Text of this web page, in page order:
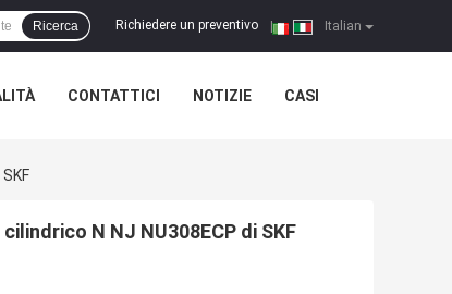
Italian
Richiedere un preventivo |
Ricerca
CONTATTICI NOTIZIE CASI
N NJ NU308ECP di SKF